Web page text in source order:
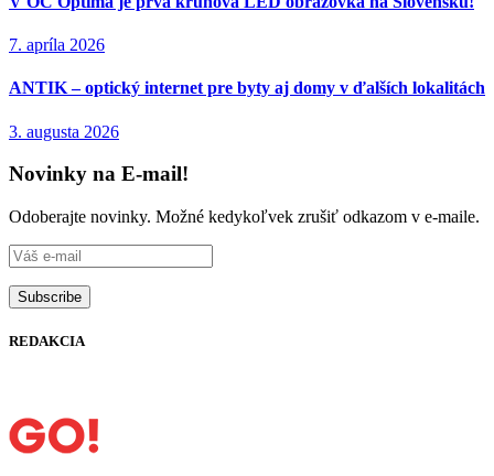
7. apríla 2026
ANTIK – optický internet pre byty aj domy v ďalších lokalitách
3. augusta 2026
Novinky na E-mail!
Odoberajte novinky. Možné kedykoľvek zrušiť odkazom v e-maile.
REDAKCIA